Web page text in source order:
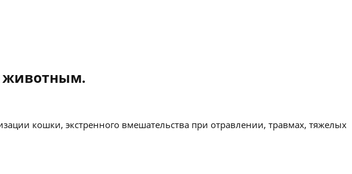
животным.
кошки, экстренного вмешательства при отравлении, травмах, тяжелых